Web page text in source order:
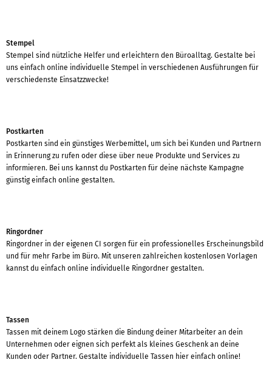
Stempel
Stempel sind nützliche Helfer und erleichtern den Büroalltag. Gestalte bei
uns einfach online individuelle Stempel in verschiedenen Ausführungen für
verschiedenste Einsatzzwecke!
Postkarten
Postkarten sind ein günstiges Werbemittel, um sich bei Kunden und Partnern
in Erinnerung zu rufen oder diese über neue Produkte und Services zu
informieren. Bei uns kannst du Postkarten für deine nächste Kampagne
günstig einfach online gestalten.
Ringordner
Ringordner in der eigenen CI sorgen für ein professionelles Erscheinungsbild
und für mehr Farbe im Büro. Mit unseren zahlreichen kostenlosen Vorlagen
kannst du einfach online individuelle Ringordner gestalten.
Tassen
Tassen mit deinem Logo stärken die Bindung deiner Mitarbeiter an dein
Unternehmen oder eignen sich perfekt als kleines Geschenk an deine
Kunden oder Partner. Gestalte individuelle Tassen hier einfach online!